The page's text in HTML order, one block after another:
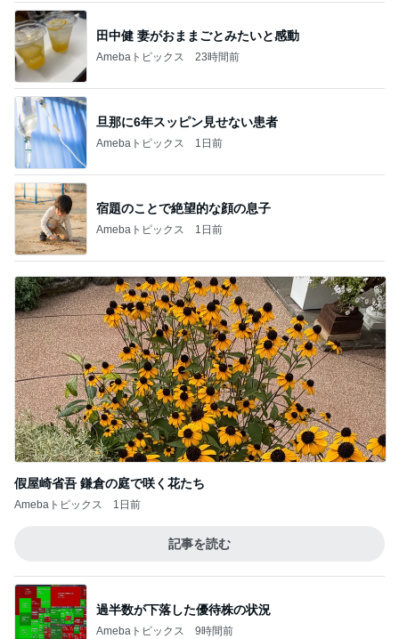
田中健 妻がおままごとみたいと感動
Amebaトピックス 23時間前
旦那に6年スッピン見せない患者
Amebaトピックス 1日前
宿題のことで絶望的な顔の息子
Amebaトピックス 1日前
假屋崎省吾 鎌倉の庭で咲く花たち
Amebaトピックス 1日前
記事を読む
過半数が下落した優待株の状況
Amebaトピックス 9時間前